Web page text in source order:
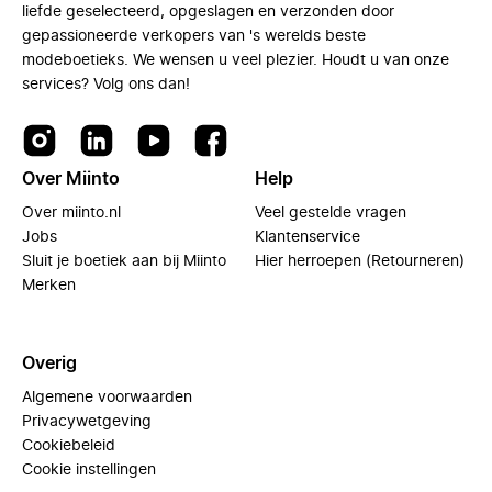
liefde geselecteerd, opgeslagen en verzonden door
gepassioneerde verkopers van 's werelds beste
modeboetieks. We wensen u veel plezier. Houdt u van onze
services? Volg ons dan!
Over Miinto
Over miinto.nl
Jobs
Sluit je boetiek aan bij Miinto
Merken
Help
Veel gestelde vragen
Klantenservice
Hier herroepen (Retourneren)
Overig
Algemene voorwaarden
Privacywetgeving
Cookiebeleid
Cookie instellingen